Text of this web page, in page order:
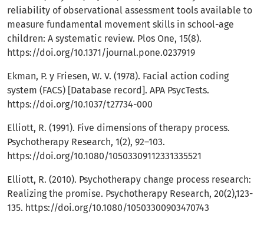
reliability of observational assessment tools available to
measure fundamental movement skills in school-age
children: A systematic review. Plos One, 15(8).
https://doi.org/10.1371/journal.pone.0237919
Ekman, P. y Friesen, W. V. (1978). Facial action coding
system (FACS) [Database record]. APA PsycTests.
https://doi.org/10.1037/t27734-000
Elliott, R. (1991). Five dimensions of therapy process.
Psychotherapy Research, 1(2), 92–103.
https://doi.org/10.1080/10503309112331335521
Elliott, R. (2010). Psychotherapy change process research:
Realizing the promise. Psychotherapy Research, 20(2),123-
135. https://doi.org/10.1080/10503300903470743